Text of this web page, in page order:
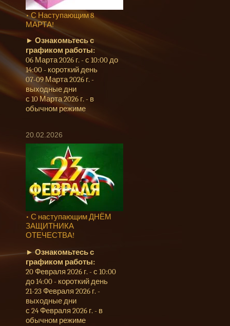
• С Наступающим 8
МАРТА!
► Ознакомьтесь с
графиком работы:
06 Марта 2026 г. - с 10:00 до
14:00 - короткий день
07-09 Марта 2026 г. -
выходные дни
с 10 Марта 2026 г. - в
обычном режиме
20.02.2026
• С наступающим ДНЁМ
ЗАЩИТНИКА
ОТЕЧЕСТВА!
►Ознакомьтесь с
графиком работы:
20 Февраля 2026 г. - с 10:00
до 14:00 - короткий день
21-23 Февраля 2026 г. -
выходные дни
с 24 Февраля 2026 г. - в
обычном режиме